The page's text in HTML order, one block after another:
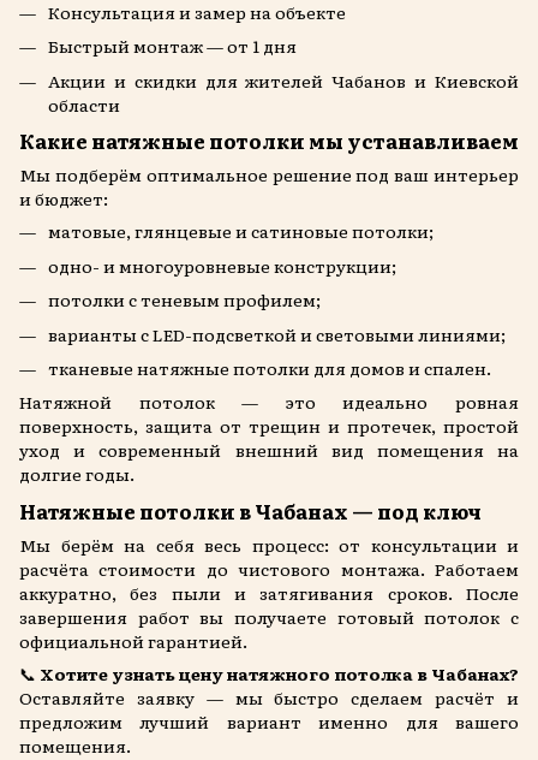
Консультация и замер на объекте
Быстрый монтаж — от 1 дня
Акции и скидки для жителей Чабанов и Киевской
области
Какие натяжные потолки мы устанавливаем
Мы подберём оптимальное решение под ваш интерьер
и бюджет:
матовые, глянцевые и сатиновые потолки;
одно- и многоуровневые конструкции;
потолки с теневым профилем;
варианты с LED-подсветкой и световыми линиями;
тканевые натяжные потолки для домов и спален.
Натяжной потолок — это идеально ровная
поверхность, защита от трещин и протечек, простой
уход и современный внешний вид помещения на
долгие годы.
Натяжные потолки в Чабанах — под ключ
Мы берём на себя весь процесс: от консультации и
расчёта стоимости до чистового монтажа. Работаем
аккуратно, без пыли и затягивания сроков. После
завершения работ вы получаете готовый потолок с
официальной гарантией.
📞 Хотите узнать цену натяжного потолка в Чабанах?
Оставляйте заявку — мы быстро сделаем расчёт и
предложим лучший вариант именно для вашего
помещения.